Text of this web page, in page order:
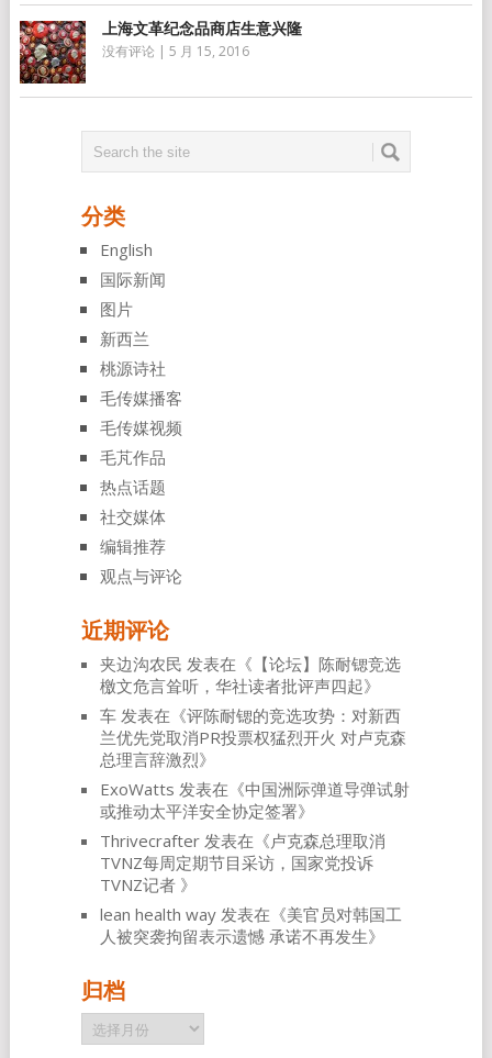
上海文革纪念品商店生意兴隆
没有评论 | 5 月 15, 2016
分类
English
国际新闻
图片
新西兰
桃源诗社
毛传媒播客
毛传媒视频
毛芃作品
热点话题
社交媒体
编辑推荐
观点与评论
近期评论
夹边沟农民 发表在《 【论坛】陈耐锶竞选
檄文危言耸听，华社读者批评声四起》
车发表在《评陈耐锶的竞选攻势：对新西
兰优先党取消PR投票权猛烈开火 对卢克森
总理言辞激烈》
ExoWatts 发表在《中国洲际弹道导弹试射
或推动太平洋安全协定签署》
Thrivecrafter发表在《卢克森总理取消
TVNZ每周定期节目采访，国家党投诉
TVNZ记者 》
lean health way发表在《美官员对韩国工
人被突袭拘留表示遗憾 承诺不再发生》
归档
归
档